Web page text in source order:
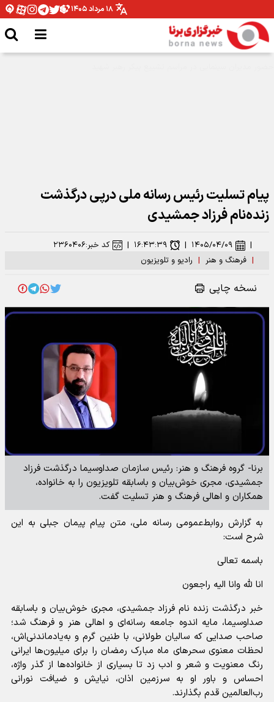
۱۸ مرداد ۱۴۰۵
پیام تسلیت رئیس رسانه ملی درپی درگذشت
زنده‌نام فرزاد جمشیدی
| فرهنگ و هنر | رادیو و تلویزیون
| ۱۴۰۵/۰۴/۰۹ | ۱۶:۴۳:۳۹ | کد خبر:۲۳۶۰۴۰۶
نسخه چاپی
برنا- گروه فرهنگ و هنر: رئیس سازمان صداوسیما درگذشت فرزاد
جمشیدی، مجری خوش‌بیان و باسابقه تلویزیون را به خانواده،
همکاران و اهالی فرهنگ و هنر تسلیت گفت.
به گزارش روابط‌عمومی رسانه ملی، متن پیام پیمان جبلی به این
شرح است:
باسمه تعالی
انا لله وانا الیه راجعون
خبر درگذشت زنده نام فرزاد جمشیدی، مجری خوش‌بیان و باسابقه
صداوسیما، مایه اندوه جامعه رسانه‌ای و اهالی هنر و فرهنگ شد؛
صاحب صدایی که سالیان طولانی، با طنین گرم و به‌یادماندنی‌اش،
لحظات معنوی سحر‌های ماه مبارک رمضان را برای میلیون‌ها ایرانی
رنگ معنویت و شعر و ادب زد تا بسیاری از خانواده‌ها از گذر واژه،
احساس و باور او به سرزمین اذان، نیایش و ضیافت نورانی
رب‌العالمین قدم بگذارند.